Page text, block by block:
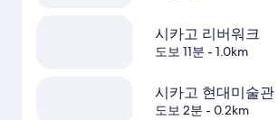
시카고 리버워크
도보 11분 - 1.0km
시카고 현대미술관
도보 2분 - 0.2km